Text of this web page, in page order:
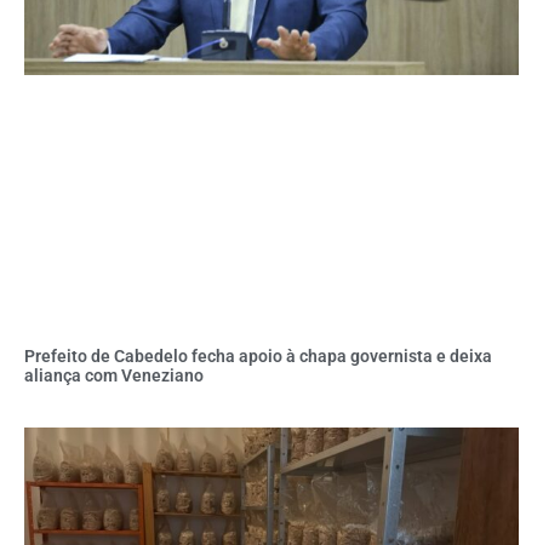
Prefeito de Cabedelo fecha apoio à chapa governista e deixa
aliança com Veneziano